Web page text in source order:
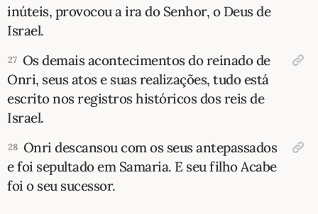
inúteis, provocou a ira do Senhor, o Deus de
Israel.
27 Os demais acontecimentos do reinado de
Onri, seus atos e suas realizações, tudo está
escrito nos registros históricos dos reis de
Israel.
28 Onri descansou com os seus antepassados
e foi sepultado em Samaria. E seu filho Acabe
foi o seu sucessor.